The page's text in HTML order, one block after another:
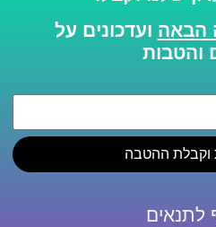
ועדכונים על
והטבות
וקבלת ההטבה
לתנאים